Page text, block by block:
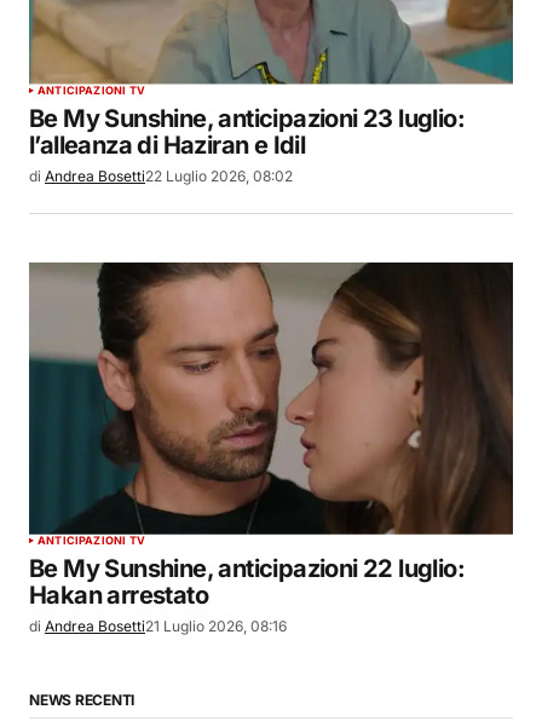
ANTICIPAZIONI TV
Be My Sunshine, anticipazioni 23 luglio:
l’alleanza di Haziran e Idil
di Andrea Bosetti22 Luglio 2026, 08:02
ANTICIPAZIONI TV
Be My Sunshine, anticipazioni 22 luglio:
Hakan arrestato
di Andrea Bosetti21 Luglio 2026, 08:16
NEWS RECENTI